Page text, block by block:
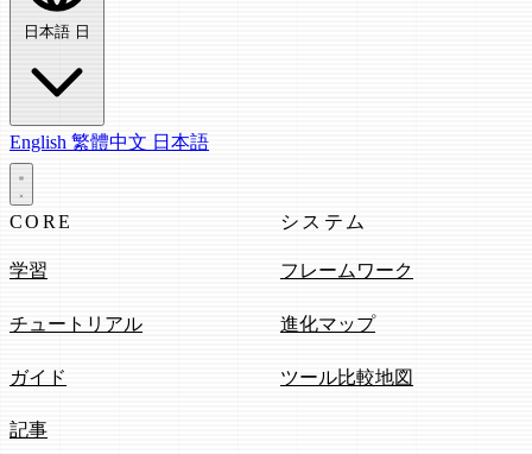
日本語 日
English 繁體中文 日本語
CORE
学習
チュートリアル
ガイド
記事
システム
フレームワーク
進化マップ
ツール比較地図